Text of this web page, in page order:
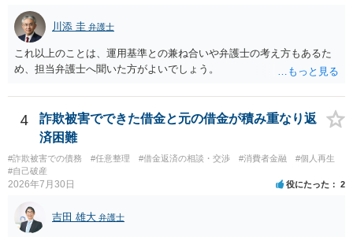
川添 圭 弁護士
これ以上のことは、運用基準との兼ね合いや弁護士の考え方もあるた
め、担当弁護士へ聞いた方がよいでしょう。
4
詐欺被害でできた借金と元の借金が積み重なり返
済困難
#詐欺被害での債務 #任意整理 #借金返済の相談・交渉 #消費者金融
#個人再生
#自己破産
2026年7月30日 役にたった 2
吉田 雄大 弁護士